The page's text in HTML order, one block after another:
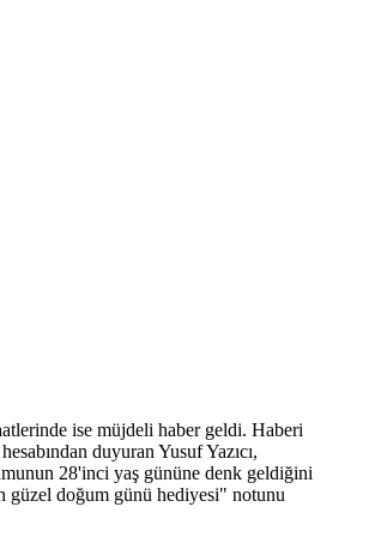
ise müjdeli haber geldi. Haberi
duyuran Yusuf Yazıcı,
28'inci yaş gününe denk geldiğini
güzel doğum günü hediyesi" notunu